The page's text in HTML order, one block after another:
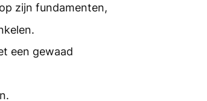
zijn fundamenten,
een gewaad